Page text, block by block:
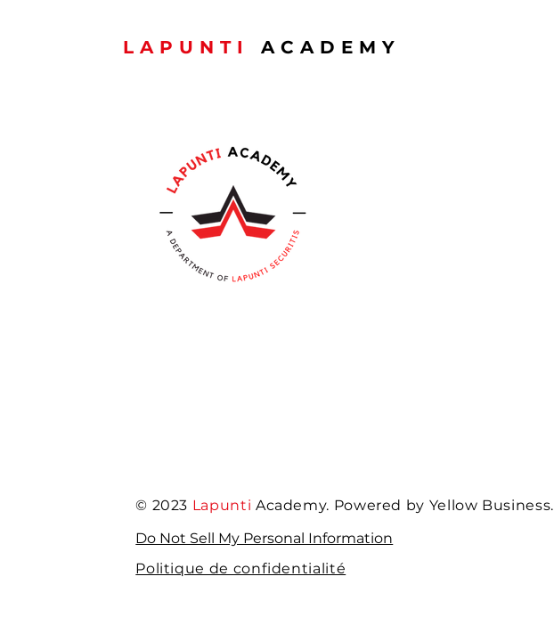
LAPUNTI ACADEMY
© 2023 Lapunti Academy. Powered by Yellow Business.
Do Not Sell My Personal Information
Politique de confidentialité